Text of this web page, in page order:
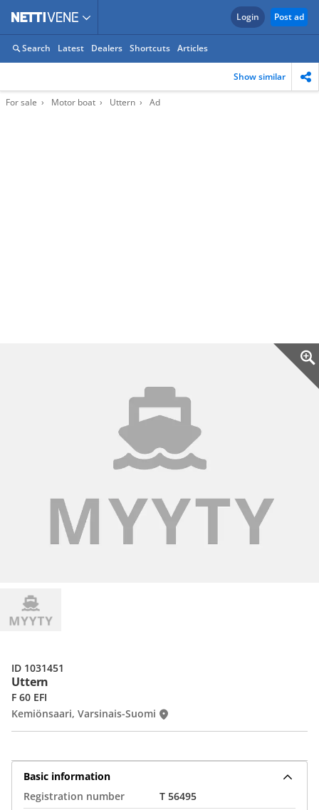
Login Post ad
Search Latest Dealers Shortcuts Articles
Show similar
For sale Motor boat Uttern Ad
Uttern
F 60 EFI
Kemiönsaari, Varsinais-Suomi
ID 1031451
Basic information
Registration number
T 56495